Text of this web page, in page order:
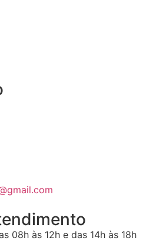
08h às 12h e das 14h às 18h